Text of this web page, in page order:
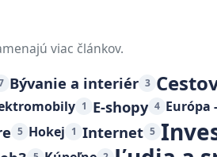
viac článkov.
Bývanie a interiér 3
1 E-shopy 4 Európa
5 Hokej 1 Internet 5